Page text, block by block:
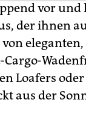
vor
der ihnen
Cargo-
Loafers
aus der